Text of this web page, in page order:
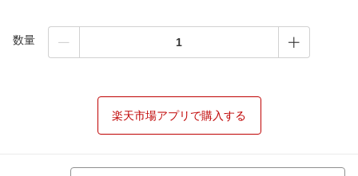
数量
楽天市場アプリで購入する